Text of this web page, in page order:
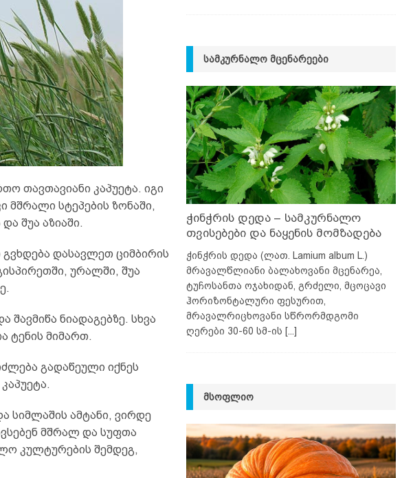
თავთავიანი კაპუეტა. იგი
მშრალი სტეპების ზონაში,
შუა აზიაში.
გვხდება დასავლეთ ციმბირის
ურალში, შუა
ნიადაგებზე. სხვა
ტენის მიმართ.
გადაწეული იქნეს
სიმლაშის ამტანი, ვირდე
მშრალ და სუფთა
კულტურების შემდეგ,
ᲡᲐᲛᲙᲣᲠᲜᲐᲚᲝ ᲛᲪᲔᲜᲐᲠᲔᲔᲑᲘ
ჭინჭრის დედა – სამკურნალო
თვისებები და ნაყენის მომზადება
ჭინჭრის დედა (ლათ. Lamium album L.)
მრავალწლიანი ბალახოვანი მცენარეა,
ტუჩოსანთა ოჯახიდან, გრძელი, მცოცავი
ჰორიზონტალური ფესურით,
მრავალრიცხოვანი სწრორმდგომი
ღერები 30-60 სმ-ის [...]
ᲛᲡᲝᲤᲚᲘᲝ